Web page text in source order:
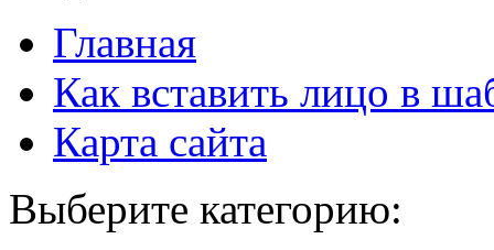
Главная
Как вставить лицо в
Карта сайта
Выберите категорию: